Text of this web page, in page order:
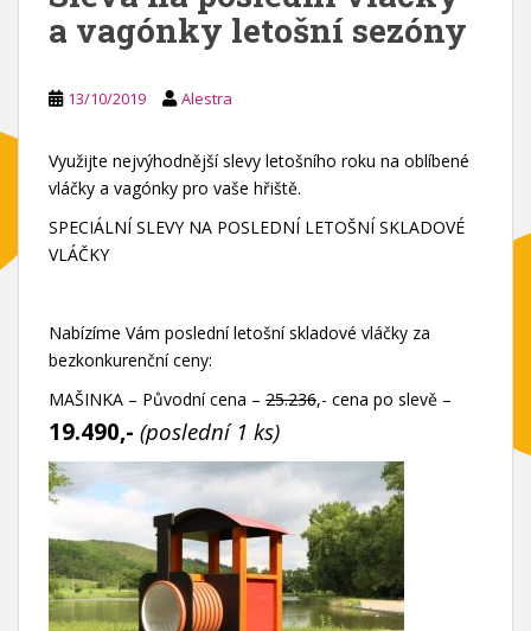
a vagónky letošní sezóny
13/10/2019 Alestra
Využijte nejvýhodnější slevy letošního roku na oblíbené
vláčky a vagónky pro vaše hřiště.
SPECIÁLNÍ SLEVY NA POSLEDNÍ LETOŠNÍ SKLADOVÉ
VLÁČKY
Nabízíme Vám poslední letošní skladové vláčky za
bezkonkurenční ceny:
MAŠINKA – Původní cena – 25.236,- cena po slevě –
19.490,- (poslední 1 ks)